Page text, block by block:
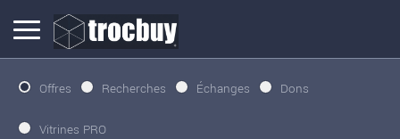
Offres Recherches Échanges Dons
Vitrines PRO